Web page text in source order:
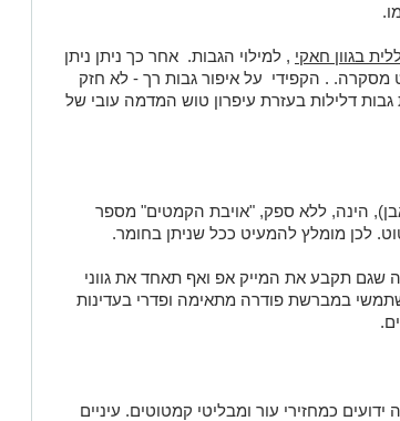
בגוון חאקי , למילוי הגבות. אחר כך ניתן ניתן
. הקפידי על איפור גבות רך - לא חזק
דלילות בעזרת עיפרון טוש המדמה עובי של
הינה, ללא ספק, "אויבת הקמטים" מספר
לכן מומלץ להמעיט ככל שניתן בחומר.
שגם תקבע את המייק אפ ואף תאחד את גווני
במברשת פודרה מתאימה ופדרי בעדינות
ידועים כמחזירי עור ומבליטי קמטוטים. עיניים